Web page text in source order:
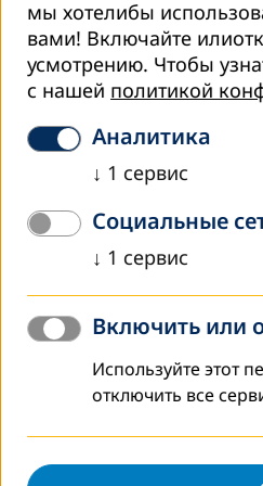
Участники круглого стола
совместную работу над
Ферганы и разработать
Филиал DVV в Узбекистане
в данном направлении и
всеми партнёрами для
развития региона.
Добро пожаловать на
International в
Подробнее
мы хотелибы
вами! Включайте
усмотрению. Чтобы
с нашей политикой
Аналитика
↓ 1 сервис
Социальные
↓ 1 сервис
Включить или
Используйте этот
отключить все